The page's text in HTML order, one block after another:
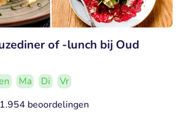
of -lunch bij Oud
Ma Di
Vr
beoordelingen